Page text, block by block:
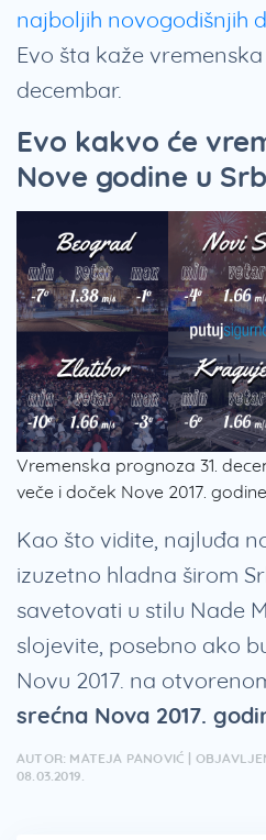
najboljih novogodišnjih
Evo šta kaže
decembar.
Evo kakvo će
Nove godine u
Vremenska prognoza 31.
veče i doček Nove 2017. godine
Kao što vidite, najluđa
izuzetno hladna širom
savetovati u stilu Nade
slojevite, posebno ako
Novu 2017. na
srećna Nova 2017.
AUTOR: MATEJA PANOVIĆ |
08.03.2019.